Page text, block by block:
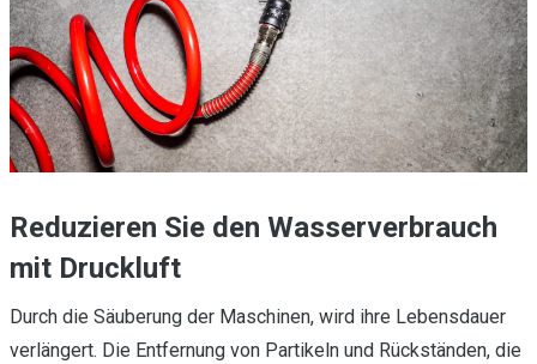
Reduzieren Sie den Wasserverbrauch
mit Druckluft
Durch die Säuberung der Maschinen, wird ihre Lebensdauer
verlängert. Die Entfernung von Partikeln und Rückständen, die